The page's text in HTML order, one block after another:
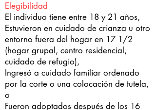
Elegibilidad
El individuo tiene entre 18 y 21 años,
Estuvieron en cuidado de crianza u otro
entorno fuera del hogar en 17 1/2
(hogar grupal, centro residencial,
cuidado de refugio),
Ingresó a cuidado familiar ordenado
por la corte o una colocación de tutela,
o
Fueron adoptados después de los 16